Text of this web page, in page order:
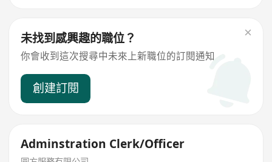
未找到感興趣的職位？
你會收到這次搜尋中未來上新職位的訂閱通知
創建訂閱
Adminstration Clerk/Officer